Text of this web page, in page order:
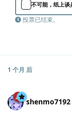
不可能，纸上谈
投票已结束。
1 个月 后
shenmo7192